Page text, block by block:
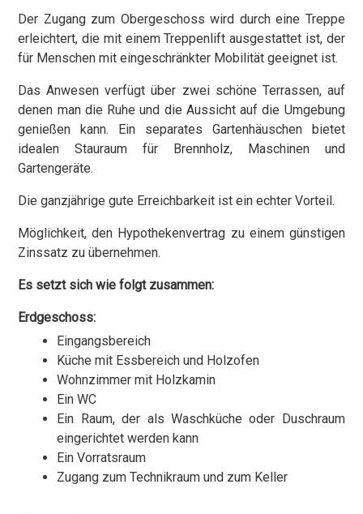
Der Zugang zum Obergeschoss wird durch eine Treppe
erleichtert, die mit einem Treppenlift ausgestattet ist, der
für Menschen mit eingeschränkter Mobilität geeignet ist.
Das Anwesen verfügt über zwei schöne Terrassen, auf
denen man die Ruhe und die Aussicht auf die Umgebung
genießen kann. Ein separates Gartenhäuschen bietet
idealen Stauraum für Brennholz, Maschinen und
Gartengeräte.
Die ganzjährige gute Erreichbarkeit ist ein echter Vorteil.
Möglichkeit, den Hypothekenvertrag zu einem günstigen
Zinssatz zu übernehmen.
Es setzt sich wie folgt zusammen:
Erdgeschoss:
Eingangsbereich
Küche mit Essbereich und Holzofen
Wohnzimmer mit Holzkamin
Ein WC
Ein Raum, der als Waschküche oder Duschraum
eingerichtet werden kann
Ein Vorratsraum
Zugang zum Technikraum und zum Keller